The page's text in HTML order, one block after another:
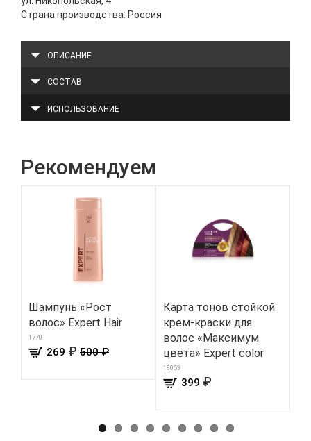
Страна производства: Россия
ОПИСАНИЕ
СОСТАВ
ИСПОЛЬЗОВАНИЕ
Рекомендуем
Шампунь «Рост
волос» Expert Hair
1770
269 ₽ 500 ₽
Карта тонов cтойкой
крем-краски для
волос «Максимум
цвета» Expert color
18053
399 ₽